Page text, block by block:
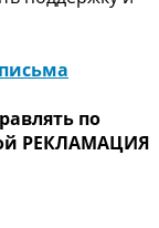
по
РЕКЛАМАЦИЯ